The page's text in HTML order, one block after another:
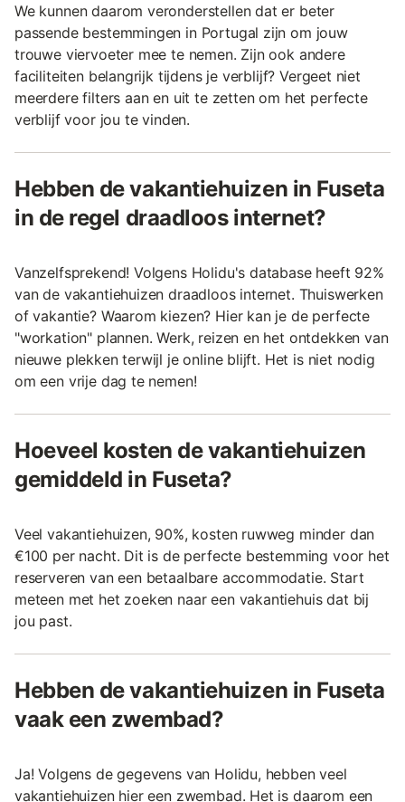
We kunnen daarom veronderstellen dat er beter
passende bestemmingen in Portugal zijn om jouw
trouwe viervoeter mee te nemen. Zijn ook andere
faciliteiten belangrijk tijdens je verblijf? Vergeet niet
meerdere filters aan en uit te zetten om het perfecte
verblijf voor jou te vinden.
Hebben de vakantiehuizen in Fuseta
in de regel draadloos internet?
Vanzelfsprekend! Volgens Holidu's database heeft 92%
van de vakantiehuizen draadloos internet. Thuiswerken
of vakantie? Waarom kiezen? Hier kan je de perfecte
"workation" plannen. Werk, reizen en het ontdekken van
nieuwe plekken terwijl je online blijft. Het is niet nodig
om een vrije dag te nemen!
Hoeveel kosten de vakantiehuizen
gemiddeld in Fuseta?
Veel vakantiehuizen, 90%, kosten ruwweg minder dan
€100 per nacht. Dit is de perfecte bestemming voor het
reserveren van een betaalbare accommodatie. Start
meteen met het zoeken naar een vakantiehuis dat bij
jou past.
Hebben de vakantiehuizen in Fuseta
vaak een zwembad?
Ja! Volgens de gegevens van Holidu, hebben veel
vakantiehuizen hier een zwembad. Het is daarom een